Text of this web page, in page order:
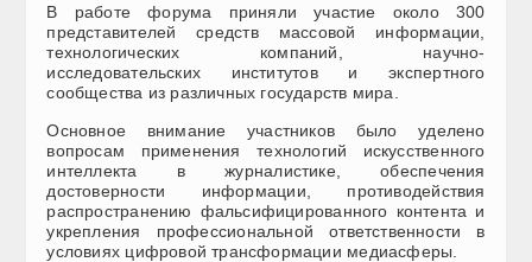
В работе форума приняли участие около 300
представителей средств массовой информации,
технологических компаний, научно-
исследовательских институтов и экспертного
сообщества из различных государств мира.
Основное внимание участников было уделено
вопросам применения технологий искусственного
интеллекта в журналистике, обеспечения
достоверности информации, противодействия
распространению фальсифицированного контента и
укрепления профессиональной ответственности в
условиях цифровой трансформации медиасферы.